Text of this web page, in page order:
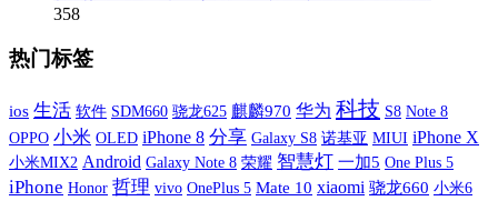
358
热门标签
ios 生活 软件 SDM660 骁龙625 麒麟970 华为 科技 S8 Note 8
OPPO 小米 OLED iPhone 8 分享 Galaxy S8 诺基亚 MIUI iPhone X
小米MIX2 Android Galaxy Note 8 荣耀 智慧灯 一加5 One Plus 5
iPhone Honor 哲理 vivo OnePlus 5 Mate 10 xiaomi 骁龙660 小米6